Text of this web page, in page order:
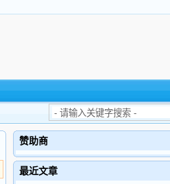
赞助商
最近文章